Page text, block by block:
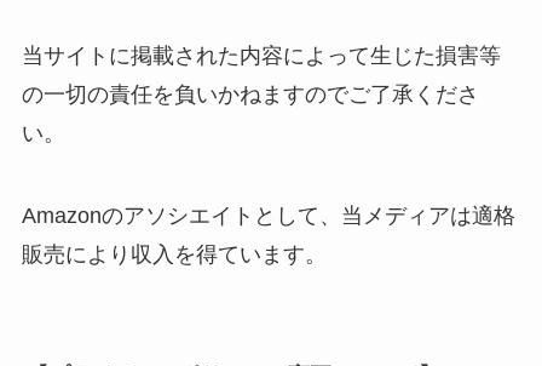
当サイトに掲載された内容によって生じた損害等
の一切の責任を負いかねますのでご了承くださ
い。
Amazonのアソシエイトとして、当メディアは適格
販売により収入を得ています。